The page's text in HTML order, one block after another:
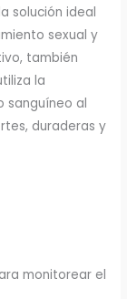
solución ideal
sexual y
también
la
sanguíneo al
duraderas y
monitorear el